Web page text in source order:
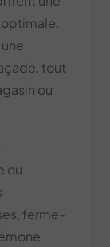
tout
ou
ou
ferme-